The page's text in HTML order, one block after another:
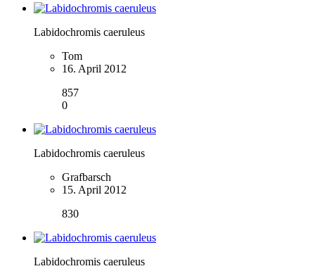
Labidochromis caeruleus
Tom
16. April 2012
857
0
Labidochromis caeruleus
Grafbarsch
15. April 2012
830
Labidochromis caeruleus